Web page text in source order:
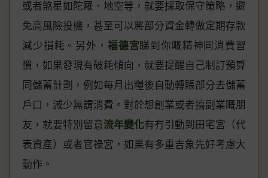
或者煞星如陀羅、地空等，就要採取保守策略，避
免高風險投機，甚至可以將部分資金轉做定期存款
減少損耗。另外， 福德宮睇到你嘅精神同消費習
慣，如果發現有破耗傾向，就要提醒自己制訂預算
同儲蓄計劃，例如每月出糧後自動轉賬部分去儲蓄
戶口，減少無謂消費。對於想創業或者搞副業嘅朋
友，就要特別留意流年變化有冇引動到田宅宮（代
表資產）或者官祿宮，如果有多重吉象先好考慮大
動作。